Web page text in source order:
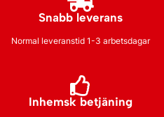
Snabb leverans
Normal leveranstid 1-3 arbetsdagar
Inhemsk betjäning